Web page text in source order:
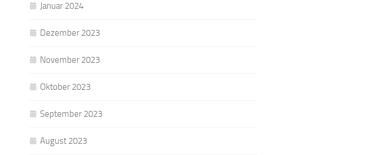
Januar 2024
Dezember 2023
November 2023
Oktober 2023
September 2023
August 2023